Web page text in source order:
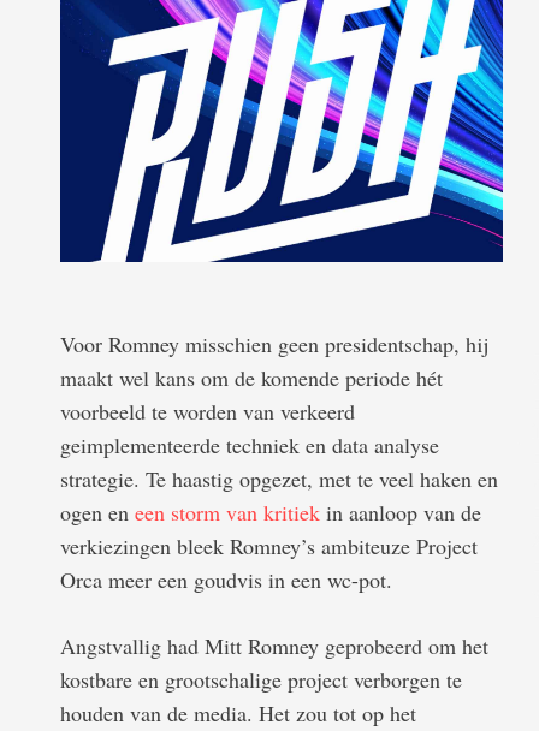
Voor Romney misschien geen presidentschap, hij
maakt wel kans om de komende periode hét
voorbeeld te worden van verkeerd
geimplementeerde techniek en data analyse
strategie. Te haastig opgezet, met te veel haken en
ogen en een storm van kritiek in aanloop van de
verkiezingen bleek Romney’s ambiteuze Project
Orca meer een goudvis in een wc-pot.
Angstvallig had Mitt Romney geprobeerd om het
kostbare en grootschalige project verborgen te
houden van de media. Het zou tot op het